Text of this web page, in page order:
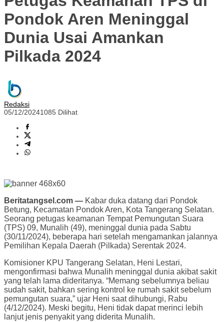
Pondok Aren Meninggal
Dunia Usai Amankan
Pilkada 2024
Redaksi
05/12/20241085 Dilihat
Beritatangsel.com — Kabar duka datang dari Pondok
Betung, Kecamatan Pondok Aren, Kota Tangerang Selatan.
Seorang petugas keamanan Tempat Pemungutan Suara
(TPS) 09, Munalih (49), meninggal dunia pada Sabtu
(30/11/2024), beberapa hari setelah mengamankan jalannya
Pemilihan Kepala Daerah (Pilkada) Serentak 2024.
Komisioner KPU Tangerang Selatan, Heni Lestari,
mengonfirmasi bahwa Munalih meninggal dunia akibat sakit
yang telah lama dideritanya. “Memang sebelumnya beliau
sudah sakit, bahkan sering kontrol ke rumah sakit sebelum
pemungutan suara,” ujar Heni saat dihubungi, Rabu
(4/12/2024). Meski begitu, Heni tidak dapat merinci lebih
lanjut jenis penyakit yang diderita Munalih.